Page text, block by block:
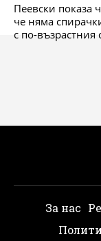
Пеевски показа
че няма
с по-възрастния
За нас